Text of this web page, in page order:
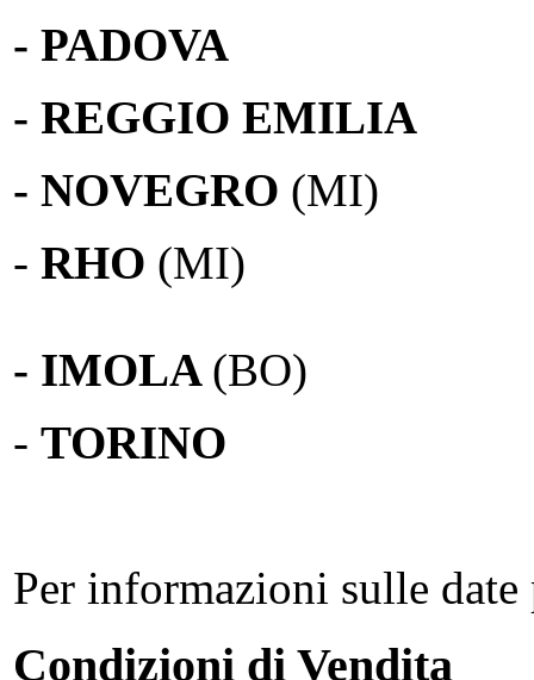
- PADOVA
- REGGIO EMILIA
- NOVEGRO (MI)
- RHO (MI)
- IMOLA (BO)
- TORINO
Per informazioni sulle
Condizioni di Vendita